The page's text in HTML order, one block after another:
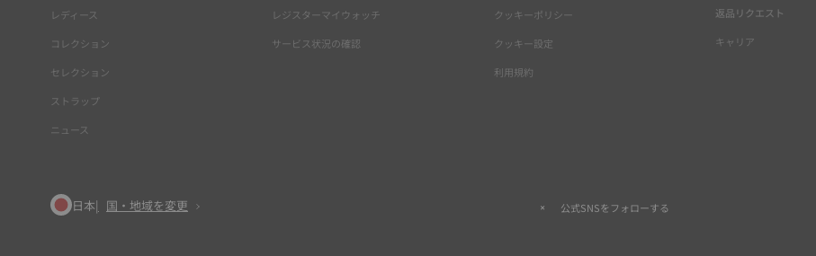
レディース
コレクション
セレクション
ストラップ
ニュース
レジスターマイウォッチ
サービス状況の確認
クッキーポリシー
クッキー設定
利用規約
返品リクエスト
キャリア
日本 国・地域を変更 公式SNSをフォローする